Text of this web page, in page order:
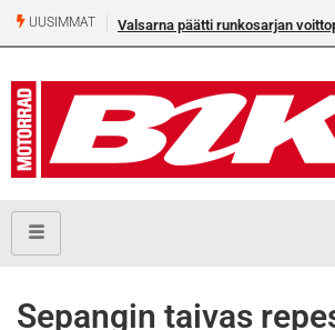
UUSIMMAT Valsarna päätti runkosarjan
Sepangin taivas